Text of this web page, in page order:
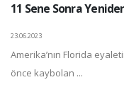
11 Sene Sonra
23.06.2023
Amerika’nın Florida
önce kaybolan ...